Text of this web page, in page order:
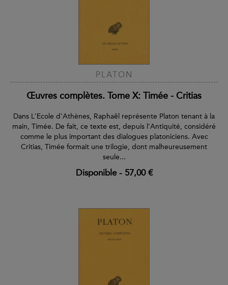
PLATON
Œuvres complètes. Tome X: Timée - Critias
Dans L'Ecole d'Athènes, Raphaël représente Platon tenant à la
main, Timée. De fait, ce texte est, depuis l’Antiquité, considéré
comme le plus important des dialogues platoniciens. Avec
Critias, Timée formait une trilogie, dont malheureusement
seule...
Disponible- 57,00 €